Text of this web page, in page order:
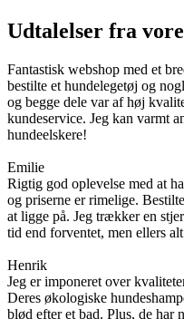
Udtalelser fra
Fantastisk webshop med et
bestilte et hundelegetøj og
og begge dele var af høj
kundeservice. Jeg kan varmt
hundeelskere!
Emilie
Rigtig god oplevelse med at
og priserne er rimelige.
at ligge på. Jeg trækker en
tid end forventet, men ellers
Henrik
Jeg er imponeret over
Deres økologiske
blød efter et bad. Plus, de har